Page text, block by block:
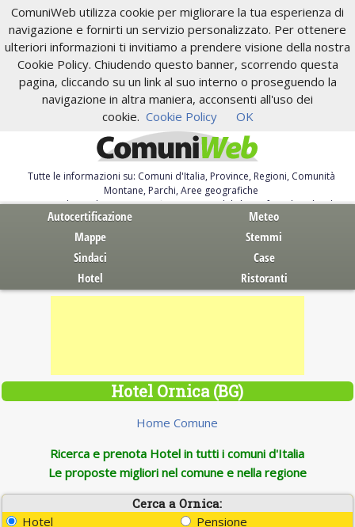
ComuniWeb utilizza cookie per migliorare la tua esperienza di
navigazione e fornirti un servizio personalizzato. Per ottenere
ulteriori informazioni ti invitiamo a prendere visione della nostra
Cookie Policy. Chiudendo questo banner, scorrendo questa
pagina, cliccando su un link al suo interno o proseguendo la
navigazione in altra maniera, acconsenti all'uso dei
cookie. Cookie Policy OK
Tutte le informazioni su: Comuni d'Italia, Province, Regioni, Comunità
Montane, Parchi, Aree geografiche
Servizi al Cittadino. Autocertificazione, moduli, leggi, free download
Autocertificazione
Meteo
Mappe
Stemmi
Sindaci
Case
Hotel
Ristoranti
Hotel Ornica (BG)
Home Comune
Ricerca e prenota Hotel in tutti i comuni d'Italia
Le proposte migliori nel comune e nella regione
Cerca a Ornica:
Hotel
Pensione